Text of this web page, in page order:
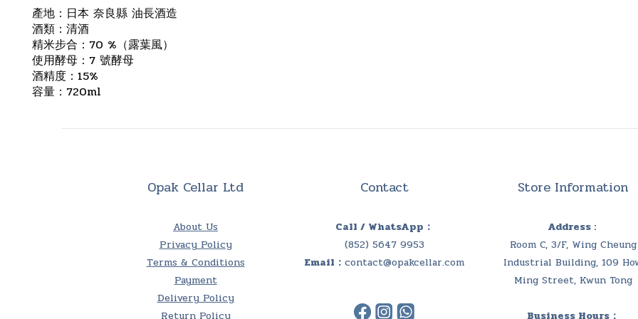
產地：日本 奈良縣 油長酒造
酒類：清酒
精米步合：70 %（露葉風）
使用酵母：7 號酵母
酒精度：15%
容量：720ml
Opak Cellar Ltd
About Us
Privacy Policy
Terms & Conditions
Payment
Delivery Policy
Return Policy
Contact
Call / WhatsApp：
(852) 5647 9953
Email： contact@opakcellar.com
Store Information
Address :
Room C, 3/F, Wing Cheung
Industrial Building, 109
Ming Street, Kwun Tong
Business Hours：